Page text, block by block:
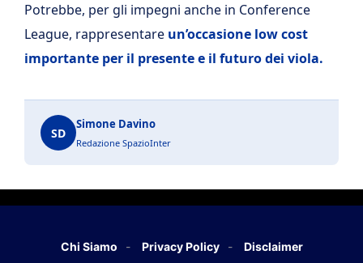
Potrebbe, per gli impegni anche in Conference
League, rappresentare un’occasione low cost
importante per il presente e il futuro dei viola.
SD
Simone Davino
Redazione SpazioInter
Chi Siamo Privacy Policy Disclaimer